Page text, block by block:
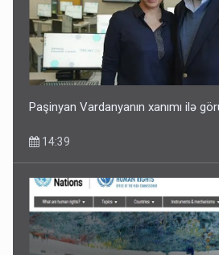
Geri çağırılan səfir Abel
14:07
Paşinyan Vardanyanın xanımı ilə
14:39